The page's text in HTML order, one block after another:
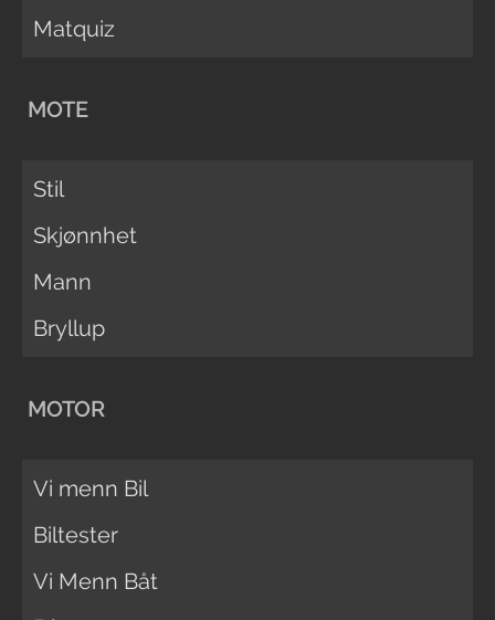
Matquiz
MOTE
Stil
Skjønnhet
Mann
Bryllup
MOTOR
Vi menn Bil
Biltester
Vi Menn Båt